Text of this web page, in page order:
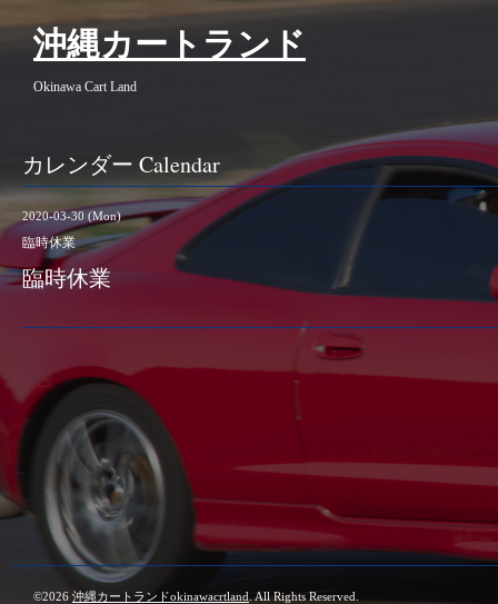
沖縄カートランド
Okinawa Cart Land
カレンダー Calendar
2020-03-30 (Mon)
臨時休業
臨時休業
©2026 沖縄カートランドokinawacrtland . All Rights Reserved.